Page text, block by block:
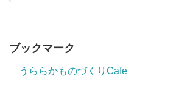
ブックマーク
うららかものづくりCafe